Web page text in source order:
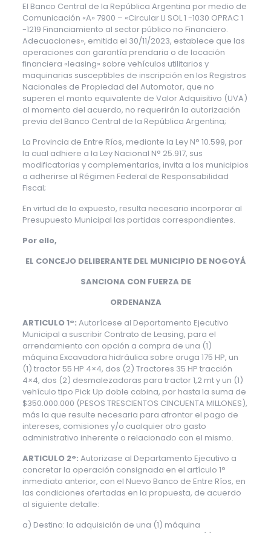
El Banco Central de la República Argentina por medio de
Comunicación «A» 7900 – «Circular Ll SOL 1 -1030 OPRAC 1
-1219 Financiamiento al sector público no Financiero.
Adecuaciones», emitida el 30/11/2023, establece que las
operaciones con garantía prendaria o de locación
financiera «leasing» sobre vehículos utilitarios y
maquinarias susceptibles de inscripción en los Registros
Nacionales de Propiedad del Automotor, que no
superen el monto equivalente de Valor Adquisitivo (UVA)
al momento del acuerdo, no requerirán la autorización
previa del Banco Central de la República Argentina;
La Provincia de Entre Ríos, mediante la Ley N° 10.599, por
la cual adhiere a la Ley Nacional N° 25.917, sus
modificatorias y complementarias, invita a los municipios
a adherirse al Régimen Federal de Responsabilidad
Fiscal;
En virtud de lo expuesto, resulta necesario incorporar al
Presupuesto Municipal las partidas correspondientes.
Por ello,
EL CONCEJO DELIBERANTE DEL MUNICIPIO DE NOGOYÁ
SANCIONA CON FUERZA DE
ORDENANZA
ARTICULO 1°: Autorícese al Departamento Ejecutivo
Municipal a suscribir Contrato de Leasing, para el
arrendamiento con opción a compra de una (1)
máquina Excavadora hidráulica sobre oruga 175 HP, un
(1) tractor 55 HP 4×4, dos (2) Tractores 35 HP tracción
4×4, dos (2) desmalezadoras para tractor 1,2 mt y un (1)
vehículo tipo Pick Up doble cabina, por hasta la suma de
$350.000.000 (PESOS TRESCIENTOS CINCUENTA MILLONES),
más la que resulte necesaria para afrontar el pago de
intereses, comisiones y/o cualquier otro gasto
administrativo inherente o relacionado con el mismo.
ARTICULO 2°: Autorizase al Departamento Ejecutivo a
concretar la operación consignada en el artículo 1°
inmediato anterior, con el Nuevo Banco de Entre Ríos, en
las condiciones ofertadas en la propuesta, de acuerdo
al siguiente detalle:
a) Destino: la adquisición de una (1) máquina